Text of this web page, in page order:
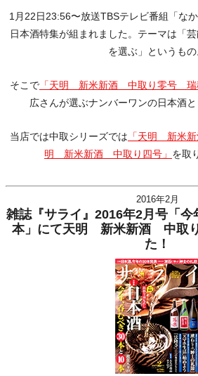
1月22日23:56〜放送TBSテレビ番組「な
日本酒特集が組まれました。テーマは「
を選ぶ」というもの
そこで 「天明 新米新酒 中取り零号 瑞
広さんが選ぶナンバーワンの日本酒と
当店では中取シリーズでは 「天明 新米
明 新米新酒 中取り四号」 を取
2016年2月
雑誌『サライ』2016年2月号「
本」にて天明 新米新酒 中取
た！